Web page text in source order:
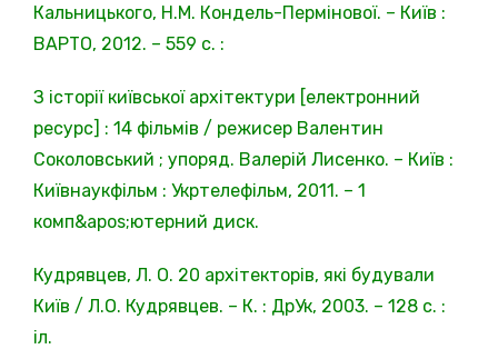
Кальницького, Н.М. Кондель-Пермінової. – Київ :
ВАРТО, 2012. – 559 с. :
З історії київської архітектури [електронний
ресурс] : 14 фільмів / режисер Валентин
Соколовський ; упоряд. Валерій Лисенко. – Київ :
Київнаукфільм : Укртелефільм, 2011. – 1
комп&apos;ютерний диск.
Кудрявцев, Л. О. 20 архітекторів, які будували
Київ / Л.О. Кудрявцев. – К. : ДрУк, 2003. – 128 с. :
іл.